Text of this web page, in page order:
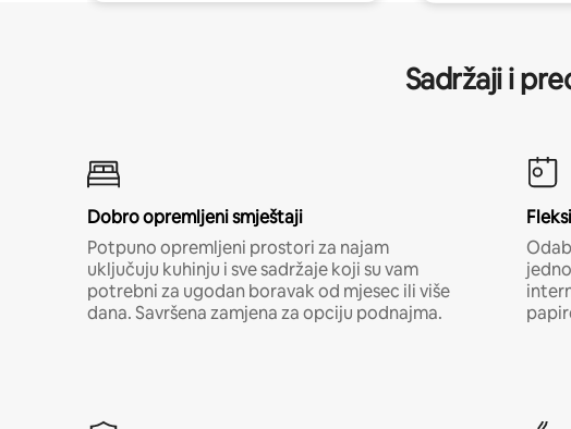
Sadržaji i
Dobro opremljeni smještaji
Potpuno opremljeni prostori za najam
uključuju kuhinju i sve sadržaje koji su vam
potrebni za ugodan boravak od mjesec ili više
dana. Savršena zamjena za opciju podnajma.